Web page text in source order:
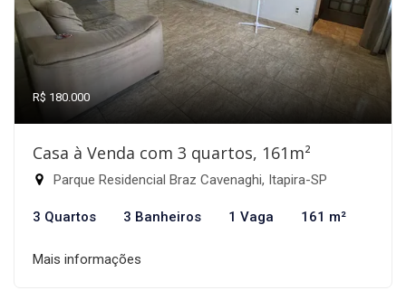
R$ 180.000
Casa à Venda com 3 quartos, 161m²
Parque Residencial Braz Cavenaghi, Itapira-SP
3 Quartos 3 Banheiros 1 Vaga 161 m²
Mais informações